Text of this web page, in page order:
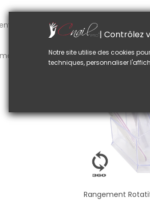
VOUS AIMEREZ
Rangement
| Contrôlez
Notre site utilise des cookies
techniques, personnaliser